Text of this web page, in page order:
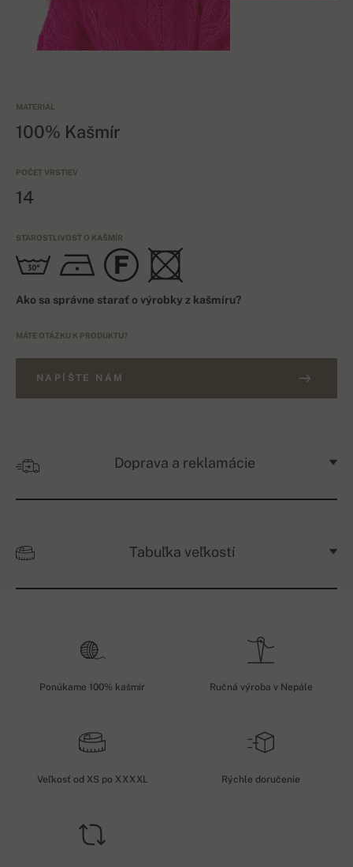
MATERIÁL
100% Kašmír
POČET VRSTIEV
14
STAROSTLIVOSŤ O KAŠMÍR
Ako sa správne starať o výrobky z kašmíru?
MÁTE OTÁZKU K PRODUKTU?
NAPÍŠTE NÁM
Doprava a reklamácie
Tabuľka veľkostí
Ponúkame 100% kašmír Ručná výroba v Nepále
Veľkosť od XS po XXXXL Rýchle doručenie